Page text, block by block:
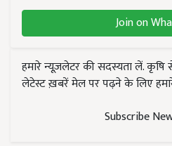
Join on
हमारे न्यूज़लेटर की सदस्यता लें.
लेटेस्ट ख़बरें मेल पर पढ़ने के लिए
Subscribe